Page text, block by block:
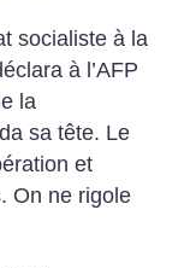
socialiste à la
à l’AFP
la
sa tête. Le
et
On ne rigole